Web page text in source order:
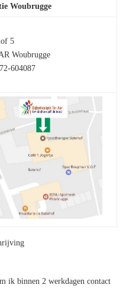
Woubrugge
5
Woubrugge
604087
ik binnen 2 werkdagen contact